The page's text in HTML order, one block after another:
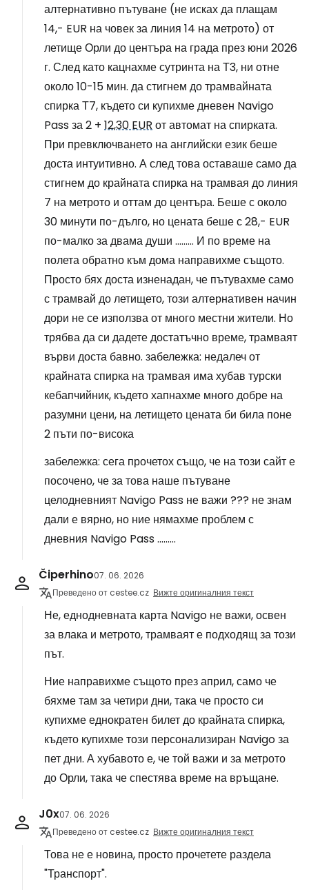
алтернативно пътуване (не исках да плащам
14,- EUR на човек за линия 14 на метрото) от
летище Орли до центъра на града през юни 2026
г. След като кацнахме сутринта на Т3, ни отне
около 10-15 мин. да стигнем до трамвайната
спирка Т7, където си купихме дневен Navigo
Pass за 2 + 12,30 EURот автомат на спирката.
При превключването на английски език беше
доста интуитивно. А след това оставаше само да
стигнем до крайната спирка на трамвая до линия
7 на метрото и оттам до центъра. Беше с около
30 минути по-дълго, но цената беше с 28,- EUR
по-малко за двама души ......... И по време на
полета обратно към дома направихме същото.
Просто бях доста изненадан, че пътувахме само
с трамвай до летището, този алтернативен начин
дори не се използва от много местни жители. Но
трябва да си дадете достатъчно време, трамваят
върви доста бавно. забележка: недалеч от
крайната спирка на трамвая има хубав турски
кебапчийник, където хапнахме много добре на
разумни цени, на летището цената би била поне
2 пъти по-висока
забележка: сега прочетох също, че на този сайт е
посочено, че за това наше пътуване
целодневният Navigo Pass не важи ??? не знам
дали е вярно, но ние нямахме проблем с
дневния Navigo Pass .........
Čiperhino07. 06. 2026
Преведено от cestee.cz Вижте оригиналния текст
Не, еднодневната карта Navigo не важи, освен
за влака и метрото, трамваят е подходящ за този
път.
Ние направихме същото през април, само че
бяхме там за четири дни, така че просто си
купихме еднократен билет до крайната спирка,
където купихме този персонализиран Navigo за
пет дни. А хубавото е, че той важи и за метрото
до Орли, така че спестява време на връщане.
J0x07. 06. 2026
Преведено от cestee.cz Вижте оригиналния текст
Това не е новина, просто прочетете раздела
"Транспорт".